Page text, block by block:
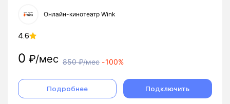
Онлайн-кинотеатр Wink
4.6
0 ₽/мес 850₽/мес -100%
Подробнее Подключить